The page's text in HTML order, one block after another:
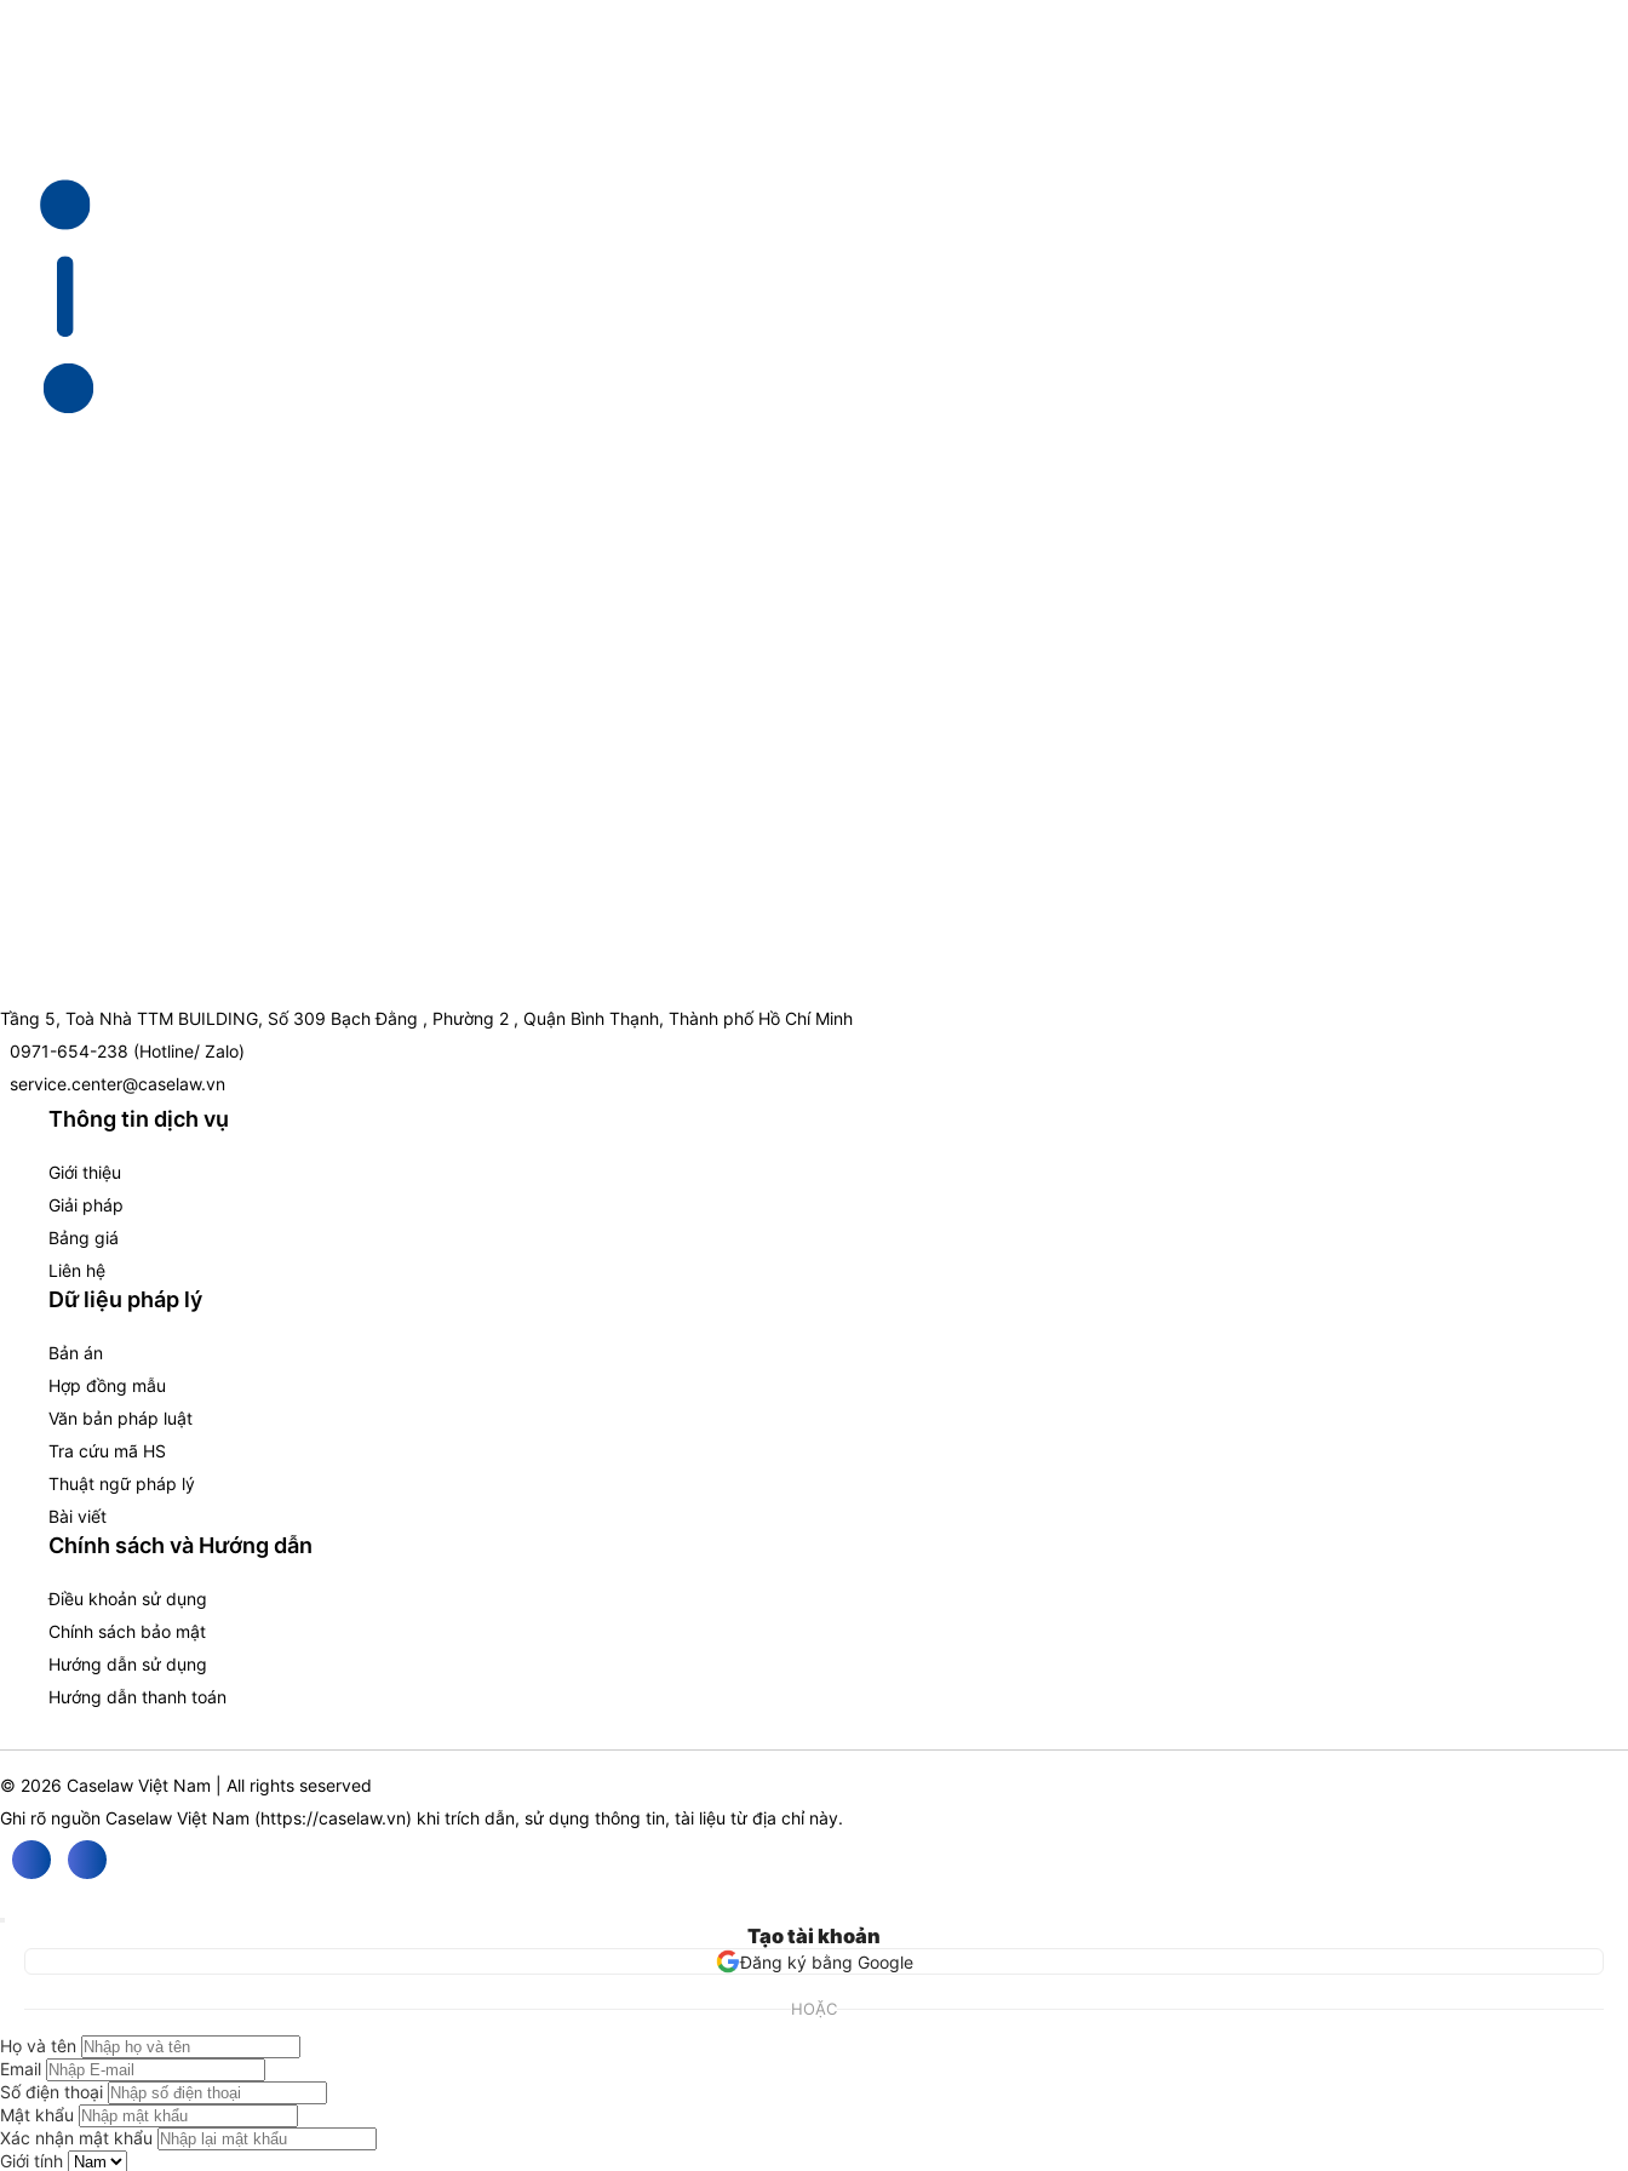
Tầng 5, Toà Nhà TTM BUILDING, Số 309 Bạch Đằng , Phường 2 , Quận Bình Thạnh, Thành phố Hồ Chí Minh
0971-654-238 (Hotline/ Zalo)
service.center@caselaw.vn
Thông tin dịch vụ
Giới thiệu
Giải pháp
Bảng giá
Liên hệ
Dữ liệu pháp lý
Bản án
Hợp đồng mẫu
Văn bản pháp luật
Tra cứu mã HS
Thuật ngữ pháp lý
Bài viết
Chính sách và Hướng dẫn
Điều khoản sử dụng
Chính sách bảo mật
Hướng dẫn sử dụng
Hướng dẫn thanh toán
© 2026 Caselaw Việt Nam | All rights seserved
Ghi rõ nguồn Caselaw Việt Nam (https://caselaw.vn) khi trích dẫn, sử dụng thông tin, tài liệu từ địa chỉ này.
Tạo tài khoản
Đăng ký bằng Google
HOẶC
Họ và tên
Email
Số điện thoại
Mật khẩu
Xác nhận mật khẩu
Giới tính